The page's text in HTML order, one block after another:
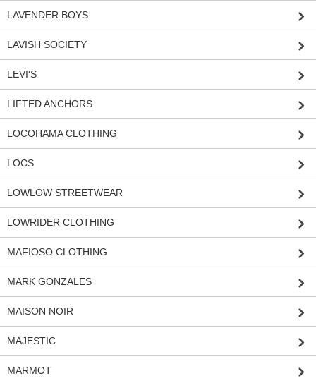
LAVENDER BOYS
LAVISH SOCIETY
LEVI'S
LIFTED ANCHORS
LOCOHAMA CLOTHING
LOCS
LOWLOW STREETWEAR
LOWRIDER CLOTHING
MAFIOSO CLOTHING
MARK GONZALES
MAISON NOIR
MAJESTIC
MARMOT